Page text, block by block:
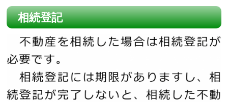
相続登記